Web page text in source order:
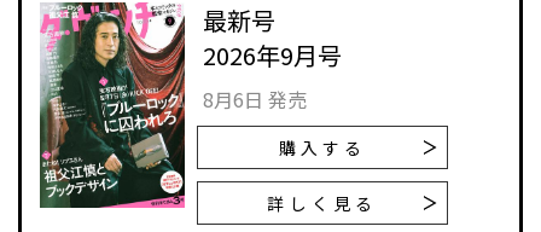
最新号
2026年9月号
8月6日 発売
購入する
詳しく見る